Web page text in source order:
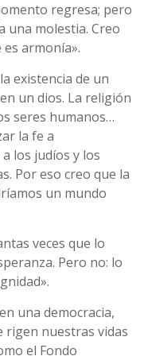
regresa; pero
una molestia. Creo
armoní­a».
existencia de un
un dios. La religión
seres humanos…
la fe a
los judí­os y los
Por eso creo que la
un mundo
veces que lo
Pero no: lo
una democracia,
rigen nuestras vidas
el Fondo